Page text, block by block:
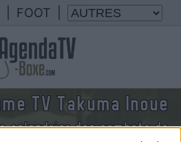
FOOT
TV Takuma Inoue
calendrier des combats de